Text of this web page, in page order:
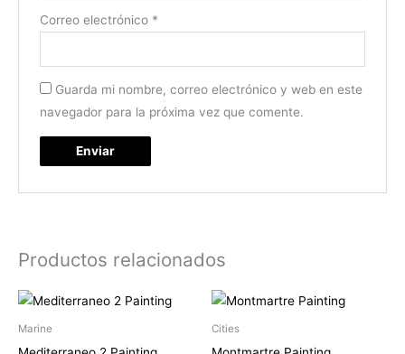
Correo electrónico *
Guarda mi nombre, correo electrónico y web en este
navegador para la próxima vez que comente.
Productos relacionados
Marine Cities